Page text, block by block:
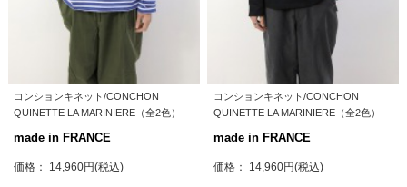
コンションキネット/CONCHON
QUINETTE LA MARINIERE（全2色）
made in FRANCE
価格： 14,960円(税込)
コンションキネット/CONCHON
QUINETTE LA MARINIERE（全2色）
made in FRANCE
価格： 14,960円(税込)